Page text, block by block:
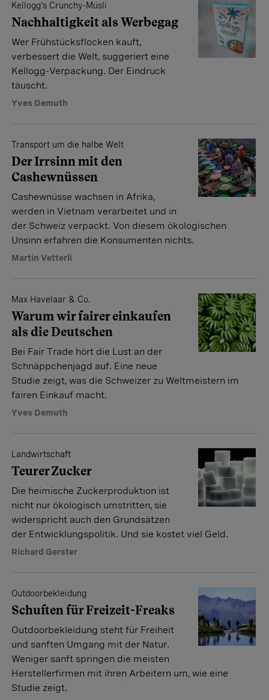
Kellogg's Crunchy-Müsli
Nachhaltigkeit als Werbegag
Wer Frühstücksflocken kauft,
verbessert die Welt, suggeriert eine
Kellogg-Verpackung. Der Eindruck
täuscht.
Yves Demuth
Transport um die halbe Welt
Der Irrsinn mit den
Cashewnüssen
Cashewnüsse wachsen in Afrika,
werden in Vietnam verarbeitet und in
der Schweiz verpackt. Von diesem ökologischen
Unsinn erfahren die Konsumenten nichts.
Martin Vetterli
Max Havelaar & Co.
Warum wir fairer einkaufen
als die Deutschen
Bei Fair Trade hört die Lust an der
Schnäppchenjagd auf. Eine neue
Studie zeigt, was die Schweizer zu Weltmeistern im
fairen Einkauf macht.
Yves Demuth
Landwirtschaft
Teurer Zucker
Die heimische Zuckerproduktion ist
nicht nur ökologisch umstritten, sie
widerspricht auch den Grundsätzen
der Entwicklungspolitik. Und sie kostet viel Geld.
Richard Gerster
Outdoorbekleidung
Schuften für Freizeit-Freaks
Outdoorbekleidung steht für Freiheit
und sanften Umgang mit der Natur.
Weniger sanft springen die meisten
Herstellerfirmen mit ihren Arbeitern um, wie eine
Studie zeigt.